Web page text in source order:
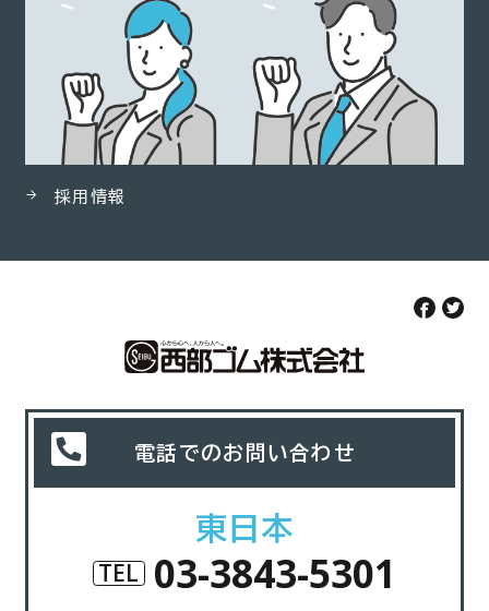
採用情報
電話でのお問い合わせ
東日本
TEL 03-3843-5301